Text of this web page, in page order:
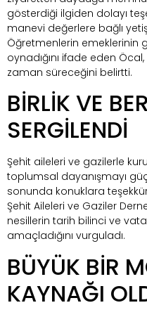
gösterdiği ilgiden dolayı
manevi değerlere bağlı
Öğretmenlerin emeklerinin
oynadığını ifade eden
zaman süreceğini belirtti.
BİRLİK VE
SERGİLENDİ
Şehit aileleri ve gazilerle
toplumsal dayanışmayı
sonunda konuklara
Şehit Aileleri ve Gaziler
nesillerin tarih bilinci ve
amaçladığını vurguladı.
BÜYÜK BİR
KAYNAĞI